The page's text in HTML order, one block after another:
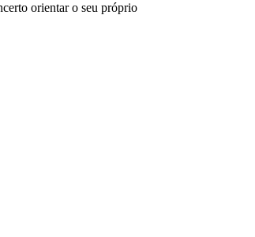
orientar o seu próprio